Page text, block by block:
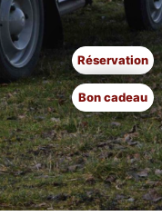
Réservation
Bon cadeau